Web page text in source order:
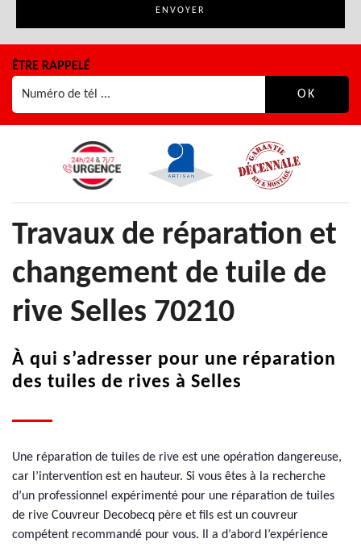
ÊTRE RAPPELÉ
Travaux de réparation et
changement de tuile de
rive Selles 70210
À qui s’adresser pour une réparation
des tuiles de rives à Selles
Une réparation de tuiles de rive est une opération dangereuse,
car l’intervention est en hauteur. Si vous êtes à la recherche
d’un professionnel expérimenté pour une réparation de tuiles
de rive Couvreur Decobecq père et fils est un couvreur
compétent recommandé pour vous. Il a d’abord l’expérience